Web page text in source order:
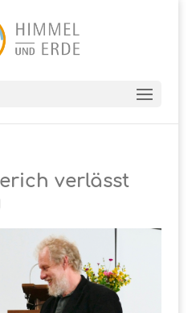
verlässt